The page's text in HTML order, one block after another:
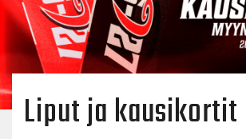
Liput ja kausikortit